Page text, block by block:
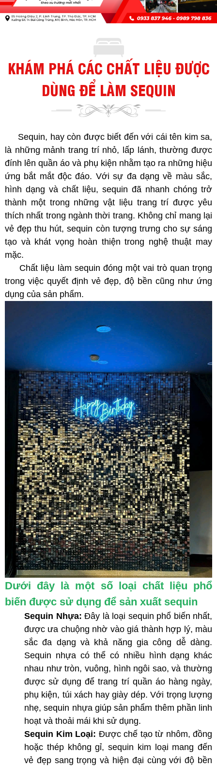
KHÁM PHÁ CÁC CHẤT LIỆU ĐƯỢC
DÙNG ĐỂ LÀM SEQUIN
Sequin, hay còn được biết đến với cái tên kim sa,
là những mảnh trang trí nhỏ, lấp lánh, thường được
đính lên quần áo và phụ kiện nhằm tạo ra những hiệu
ứng bắt mắt độc đáo. Với sự đa dạng về màu sắc,
hình dạng và chất liệu, sequin đã nhanh chóng trở
thành một trong những vật liệu trang trí được yêu
thích nhất trong ngành thời trang. Không chỉ mang lại
vẻ đẹp thu hút, sequin còn tượng trưng cho sự sáng
tạo và khát vọng hoàn thiện trong nghệ thuật may
mặc.
Chất liệu làm sequin đóng một vai trò quan trọng
trong việc quyết định vẻ đẹp, độ bền cũng như ứng
dụng của sản phẩm.
Dưới đây là một số loại chất liệu phổ
biến được sử dụng để sản xuất sequin
Sequin Nhựa: Đây là loại sequin phổ biến nhất,
được ưa chuộng nhờ vào giá thành hợp lý, màu
sắc đa dạng và khả năng gia công dễ dàng.
Sequin nhựa có thể có nhiều hình dạng khác
nhau như tròn, vuông, hình ngôi sao, và thường
được sử dụng để trang trí quần áo hàng ngày,
phụ kiện, túi xách hay giày dép. Với trọng lượng
nhẹ, sequin nhựa giúp sản phẩm thêm phần linh
hoạt và thoải mái khi sử dụng.
Sequin Kim Loại: Được chế tạo từ nhôm, đồng
hoặc thép không gỉ, sequin kim loại mang đến
vẻ đẹp sang trọng và hiện đại cùng với độ bền